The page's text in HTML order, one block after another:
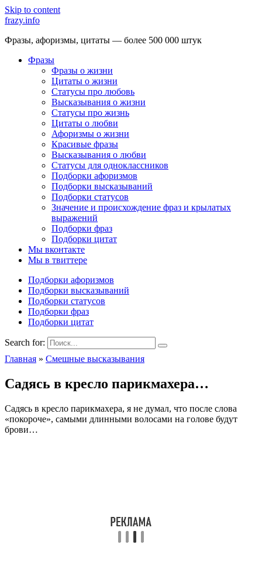
Skip to content
frazy.info
Фразы, афоризмы, цитаты — более 500 000 штук
Фразы
Фразы о жизни
Цитаты о жизни
Статусы про любовь
Высказывания о жизни
Статусы про жизнь
Цитаты о любви
Афоризмы о жизни
Красивые фразы
Высказывания о любви
Статусы для одноклассников
Подборки афоризмов
Подборки высказываний
Подборки статусов
Значение и происхождение фраз и крылатых
выражений
Подборки фраз
Подборки цитат
Мы вконтакте
Мы в твиттере
Подборки афоризмов
Подборки высказываний
Подборки статусов
Подборки фраз
Подборки цитат
Search for:
Главная » Смешные высказывания
Садясь в кресло парикмахера…
Садясь в кресло парикмахера, я не думал, что после слова
«покороче», самыми длинными волосами на голове будут
брови…